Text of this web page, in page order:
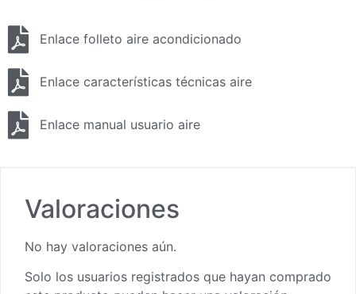
Enlace folleto aire acondicionado
Enlace características técnicas aire
Enlace manual usuario aire
Valoraciones
No hay valoraciones aún.
Solo los usuarios registrados que hayan comprado